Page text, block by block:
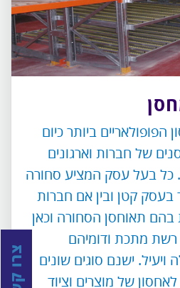
צרו קשר
ביותר כיום
של חברות וארגונים
כל בעל עסק המציע סחורה
בעסק קטן ובין אם חברות
בהם תאוחסן הסחורה וכאן
רשת מתכת ודומיהם
ישנם סוגים שונים
של מוצרים וציוד